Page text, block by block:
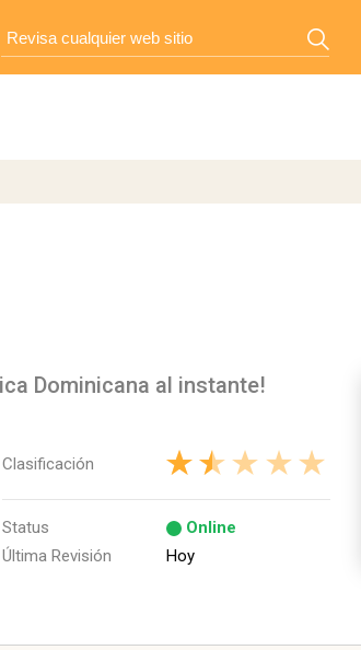
Dominicana al instante!
Clasificación
Status
Online
Última Revisión
Hoy